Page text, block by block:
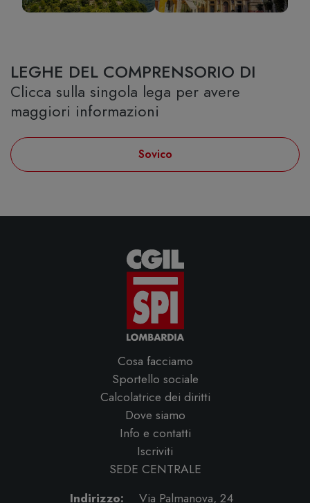
LEGHE DEL COMPRENSORIO DI
Clicca sulla singola lega per avere
maggiori informazioni
Sovico
Cosa facciamo
Sportello sociale
Calcolatrice dei diritti
Dove siamo
Info e contatti
Iscriviti
SEDE CENTRALE
Indirizzo:
Via Palmanova, 24